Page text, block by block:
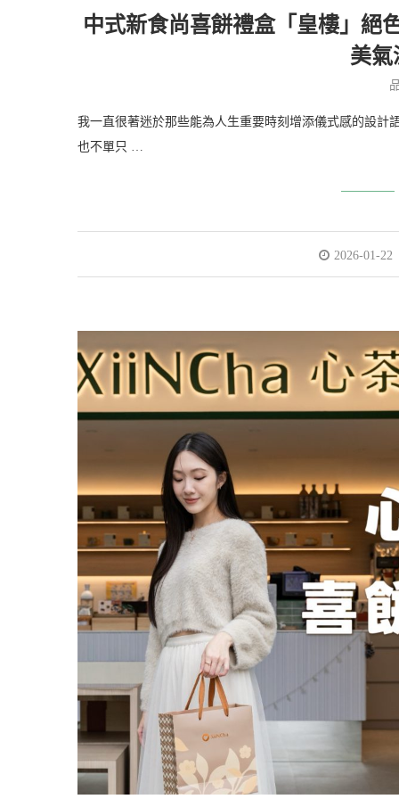
中式新食尚喜餅禮盒「皇樓」絕
美氣
我一直很著迷於那些能為人生重要時刻增添儀式感的設計
也不單只 …
2026-01-22